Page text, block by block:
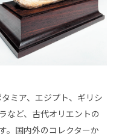
ミア、エジプト、ギリシ
など、古代オリエントの
。国内外のコレクターか